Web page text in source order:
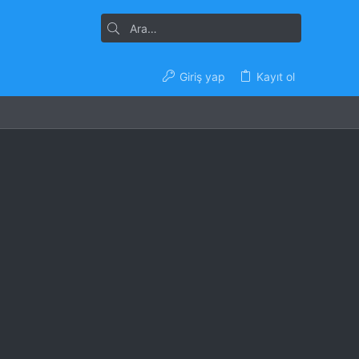
Giriş yap Kayıt ol